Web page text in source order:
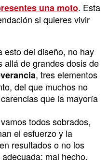
una moto. Esta
si quieres vivir
esto del diseño, no hay
allá de grandes dosis de
, tres elementos
del que muchos no
que la mayoría
todos sobrados,
el esfuerzo y la
resultados o no los
mal hecho.